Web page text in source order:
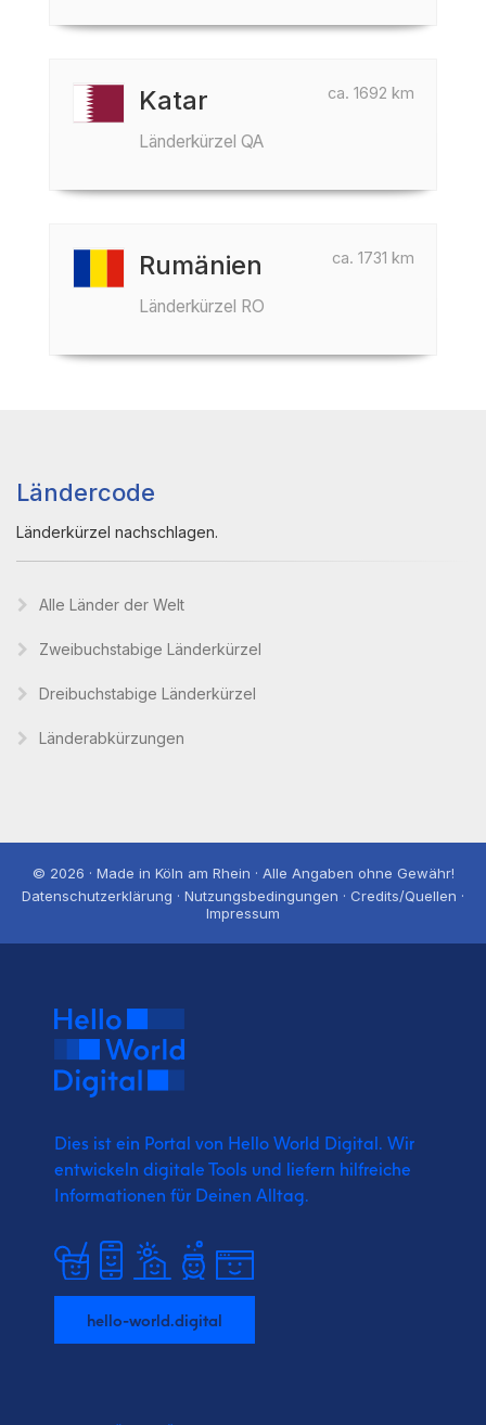
ca. 1692 km
Katar
Länderkürzel QA
ca. 1731 km
Rumänien
Länderkürzel RO
Ländercode
Länderkürzel nachschlagen.
Alle Länder der Welt
Zweibuchstabige Länderkürzel
Dreibuchstabige Länderkürzel
Länderabkürzungen
© 2026 · Made in Köln am Rhein · Alle Angaben ohne Gewähr!
Datenschutzerklärung · Nutzungsbedingungen · Credits/Quellen ·
Impressum
Dies ist ein Portal von Hello World Digital. Wir
entwickeln digitale Tools und liefern hilfreiche
Informationen für Deinen Alltag.
hello-world.digital